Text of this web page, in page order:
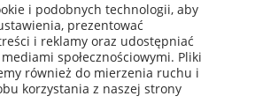
i promocjach.
i podobnych technologii, aby
prezentować
i reklamy oraz udostępniać
społecznościowymi. Pliki
również do mierzenia ruchu i
korzystania z naszej strony